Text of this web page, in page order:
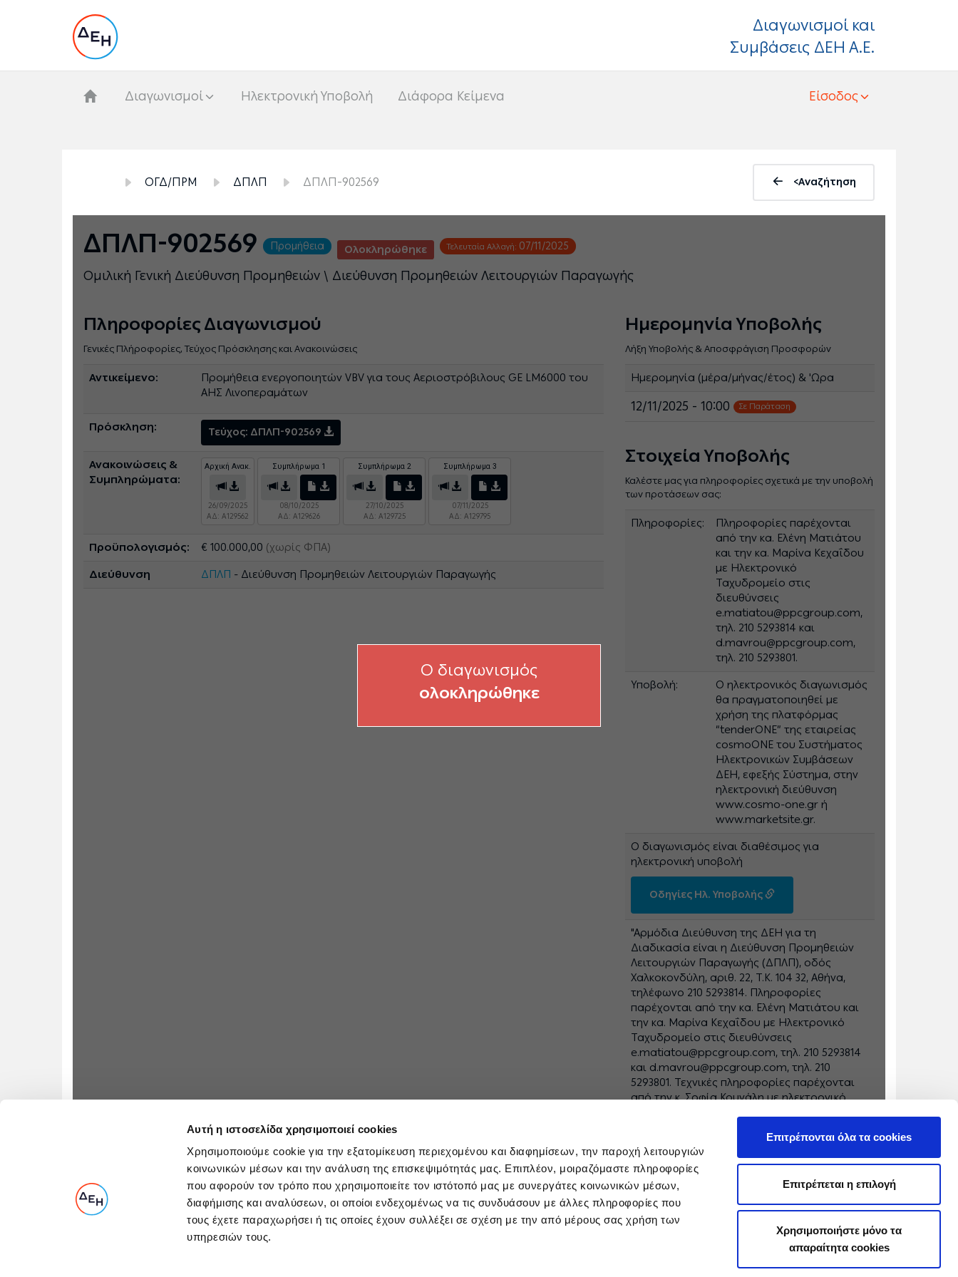
Αυτή η ιστοσελίδα χρησιμοποιεί cookies
Χρησιμοποιούμε cookie για την εξατομίκευση περιεχομένου και διαφημίσεων, την παροχή λειτουργιών
κοινωνικών μέσων και την ανάλυση της επισκεψιμότητάς μας. Επιπλέον, μοιραζόμαστε πληροφορίες
που αφορούν τον τρόπο που χρησιμοποιείτε τον ιστότοπό μας με συνεργάτες κοινωνικών μέσων,
διαφήμισης και αναλύσεων, οι οποίοι ενδεχομένως να τις συνδυάσουν με άλλες πληροφορίες που
τους έχετε παραχωρήσει ή τις οποίες έχουν συλλέξει σε σχέση με την από μέρους σας χρήση των
υπηρεσιών τους.
Επιτρέπονται όλα τα cookies
Επιτρέπεται η επιλογή
Χρησιμοποιήστε μόνο τα
απαραίτητα cookies
Διαγωνισμοί και
Συμβάσεις ΔΕΗ Α.Ε.
Διαγωνισμοί Hλεκτρονική Υποβολή Διάφορα Κείμενα Είσοδος
ΟΓΔ/ΠΡΜ ΔΠΛΠ ΔΠΛΠ-902569 <Αναζήτηση
ΔΠΛΠ-902569 Προμήθεια Ολοκληρώθηκε Τελευταία Αλλαγή: 07/11/2025
Ομιλική Γενική Διεύθυνση Προμηθειών \ Διεύθυνση Προμηθειών Λειτουργιών Παραγωγής
Ημερομηνία Υποβολής
Λήξη Υποβολής & Αποσφράγιση Προσφορών
Ημερομηνία (μέρα/μήνας/έτος) & 'Ωρα
12/11/2025 - 10:00 Σε Παράταση
Στοιχεία Υποβολής
Καλέστε μας για πληροφορίες σχετικά με την υποβολή
των προτάσεων σας:
Πληροφορίες:
Πληροφορίες παρέχονται
από την κα. Ελένη Ματιάτου
και την κα. Μαρίνα Κεχαΐδου
με Ηλεκτρονικό
Ταχυδρομείο στις
διευθύνσεις
e.matiatou@ppcgroup.com,
τηλ. 210 5293814 και
d.mavrou@ppcgroup.com,
τηλ. 210 5293801.
Υποβολή:
Ο ηλεκτρονικός διαγωνισμός
θα πραγματοποιηθεί με
χρήση της πλατφόρμας
“tenderONE” της εταιρείας
cosmoONE του Συστήματος
Ηλεκτρονικών Συμβάσεων
ΔΕΗ, εφεξής Σύστημα, στην
ηλεκτρονική διεύθυνση
www.cosmo-one.gr ή
www.marketsite.gr.
Ο διαγωνισμός είναι διαθέσιμος για
ηλεκτρονική υποβολή
Οδηγίες Ηλ. Υποβολής
"Αρμόδια Διεύθυνση της ΔΕΗ για τη
Διαδικασία είναι η Διεύθυνση Προμηθειών
Λειτουργιών Παραγωγής (ΔΠΛΠ), οδός
Χαλκοκονδύλη, αριθ. 22, Τ.Κ. 104 32, Αθήνα,
τηλέφωνο 210 5293814. Πληροφορίες
παρέχονται από την κα. Ελένη Ματιάτου και
την κα. Μαρίνα Κεχαΐδου με Ηλεκτρονικό
Ταχυδρομείο στις διευθύνσεις
e.matiatou@ppcgroup.com, τηλ. 210 5293814
και d.mavrou@ppcgroup.com, τηλ. 210
5293801. Τεχνικές πληροφορίες παρέχονται
από την κ. Σοφία Κουνάλη με ηλεκτρονικό
Πληροφορίες Διαγωνισμού
Γενικές Πλήροφορίες, Τεύχος Πρόσκλησης και Ανακοινώσεις
Αντικείμενο:
Προμήθεια ενεργοποιητών VBV για τους Αεριοστρόβιλους GE LM6000 του
ΑΗΣ Λινοπεραμάτων
Πρόσκληση: Τεύχος: ΔΠΛΠ-902569
Ανακοινώσεις &
Συμπληρώματα:
Αρχική Ανακ.
26/09/2025
ΑΔ: A129562
Συμπλήρωμα 1
08/10/2025
ΑΔ: A129626
Συμπλήρωμα 2
27/10/2025
ΑΔ: A129725
Συμπλήρωμα 3
07/11/2025
ΑΔ: A129795
Προϋπολογισμός: € 100.000,00 (χωρίς ΦΠΑ)
Διεύθυνση ΔΠΛΠ - Διεύθυνση Προμηθειών Λειτουργιών Παραγωγής
O διαγωνισμός
ολοκληρώθηκε